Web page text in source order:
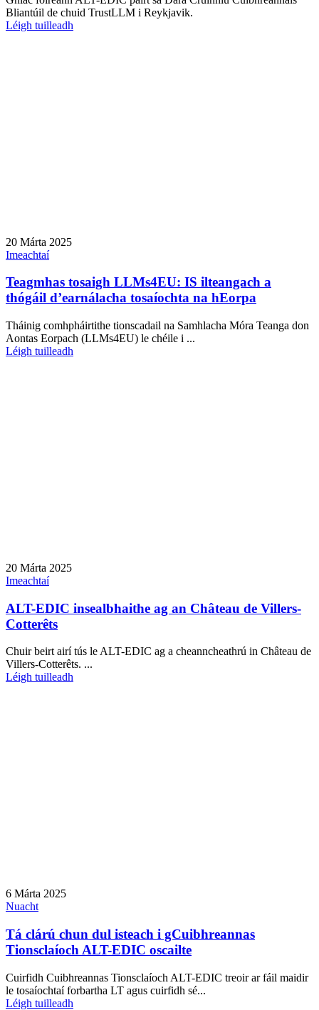
Bliantúil de chuid TrustLLM i Reykjavik.
Léigh tuilleadh
20 Márta 2025
Imeachtaí
Teagmhas tosaigh LLMs4EU: IS ilteangach a
thógáil d’earnálacha tosaíochta na hEorpa
Tháinig comhpháirtithe tionscadail na Samhlacha Móra Teanga don
Aontas Eorpach (LLMs4EU) le chéile i ...
Léigh tuilleadh
20 Márta 2025
Imeachtaí
ALT-EDIC insealbhaithe ag an Château de Villers-
Cotterêts
Chuir beirt airí tús le ALT-EDIC ag a cheanncheathrú in Château de
Villers-Cotterêts. ...
Léigh tuilleadh
6 Márta 2025
Nuacht
Tá clárú chun dul isteach i gCuibhreannas
Tionsclaíoch ALT-EDIC oscailte
Cuirfidh Cuibhreannas Tionsclaíoch ALT-EDIC treoir ar fáil maidir
le tosaíochtaí forbartha LT agus cuirfidh sé...
Léigh tuilleadh